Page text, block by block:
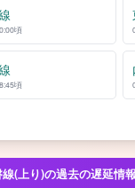
頃
頃
(上り)の過去の遅延情報